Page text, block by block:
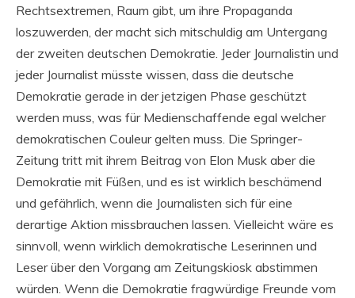
Rechtsextremen, Raum gibt, um ihre Propaganda
loszuwerden, der macht sich mitschuldig am Untergang
der zweiten deutschen Demokratie. Jeder Journalistin und
jeder Journalist müsste wissen, dass die deutsche
Demokratie gerade in der jetzigen Phase geschützt
werden muss, was für Medienschaffende egal welcher
demokratischen Couleur gelten muss. Die Springer-
Zeitung tritt mit ihrem Beitrag von Elon Musk aber die
Demokratie mit Füßen, und es ist wirklich beschämend
und gefährlich, wenn die Journalisten sich für eine
derartige Aktion missbrauchen lassen. Vielleicht wäre es
sinnvoll, wenn wirklich demokratische Leserinnen und
Leser über den Vorgang am Zeitungskiosk abstimmen
würden. Wenn die Demokratie fragwürdige Freunde vom